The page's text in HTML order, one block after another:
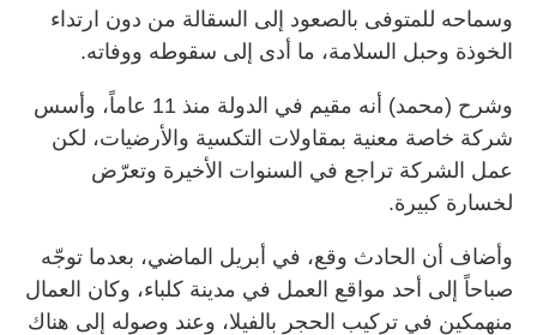
وسماحه للمتوفى بالصعود إلى السقالة من دون ارتداء
الخوذة وحبل السلامة، ما أدى إلى سقوطه ووفاته.
وشرح (محمد) أنه مقيم في الدولة منذ 11 عاماً، وأسس
شركة خاصة معنية بمقاولات التكسية والأرضيات، لكن
عمل الشركة تراجع في السنوات الأخيرة وتعرّض
لخسارة كبيرة.
وأضاف أن الحادث وقع، في أبريل الماضي، بعدما توجّه
صباحاً إلى أحد مواقع العمل في مدينة كلباء، وكان العمال
منهمكين في تركيب الحجر بالفيلا، وعند وصوله إلى هناك